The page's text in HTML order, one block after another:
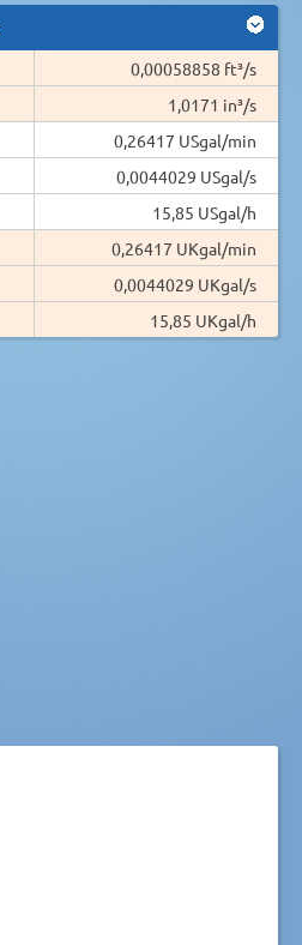
0,00058858 ft³/s
1,0171 in³/s
0,26417 USgal/min
0,0044029 USgal/s
15,85 USgal/h
0,26417 UKgal/min
0,0044029 UKgal/s
15,85 UKgal/h